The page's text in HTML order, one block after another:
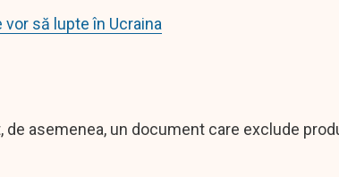
să lupte în Ucraina
asemenea, un document care exclude